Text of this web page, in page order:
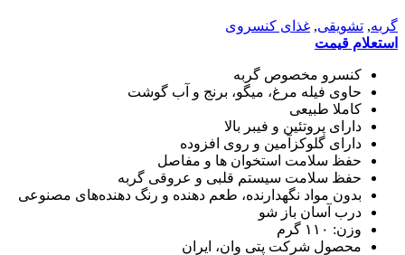
گربه, تشویقی, غذای کنسروی
استعلام قیمت
کنسرو مخصوص گربه
حاوی فیله مرغ، میگو، برنج و آب گوشت
کاملا طبیعی
دارای پروتئین و فیبر بالا
دارای گلوکزآمین و روی افزوده
حفظ سلامت استخوان ها و مفاصل
حفظ سلامت سیستم قلبی و عروقی گربه
بدون مواد نگهدارنده، طعم دهنده و رنگ دهنده‌های مصنوعی
درب آسان باز شو
وزن: ۱۱۰ گرم
محصول شرکت پتی وان، ایران